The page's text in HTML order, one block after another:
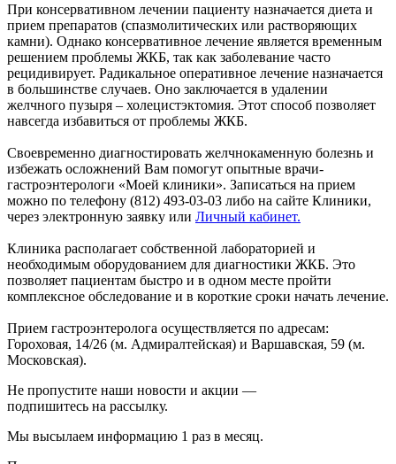
При консервативном лечении пациенту назначается диета и
прием препаратов (спазмолитических или растворяющих
камни). Однако консервативное лечение является временным
решением проблемы ЖКБ, так как заболевание часто
рецидивирует. Радикальное оперативное лечение назначается
в большинстве случаев. Оно заключается в удалении
желчного пузыря – холецистэктомия. Этот способ позволяет
навсегда избавиться от проблемы ЖКБ.
Своевременно диагностировать желчнокаменную болезнь и
избежать осложнений Вам помогут опытные врачи-
гастроэнтерологи «Моей клиники». Записаться на прием
можно по телефону (812) 493-03-03 либо на сайте Клиники,
через электронную заявку или Личный кабинет.
Клиника располагает собственной лабораторией и
необходимым оборудованием для диагностики ЖКБ. Это
позволяет пациентам быстро и в одном месте пройти
комплексное обследование и в короткие сроки начать лечение.
Прием гастроэнтеролога осуществляется по адресам:
Гороховая, 14/26 (м. Адмиралтейская) и Варшавская, 59 (м.
Московская).
Не пропустите наши новости и акции —
подпишитесь на рассылку.
Мы высылаем информацию 1 раз в месяц.